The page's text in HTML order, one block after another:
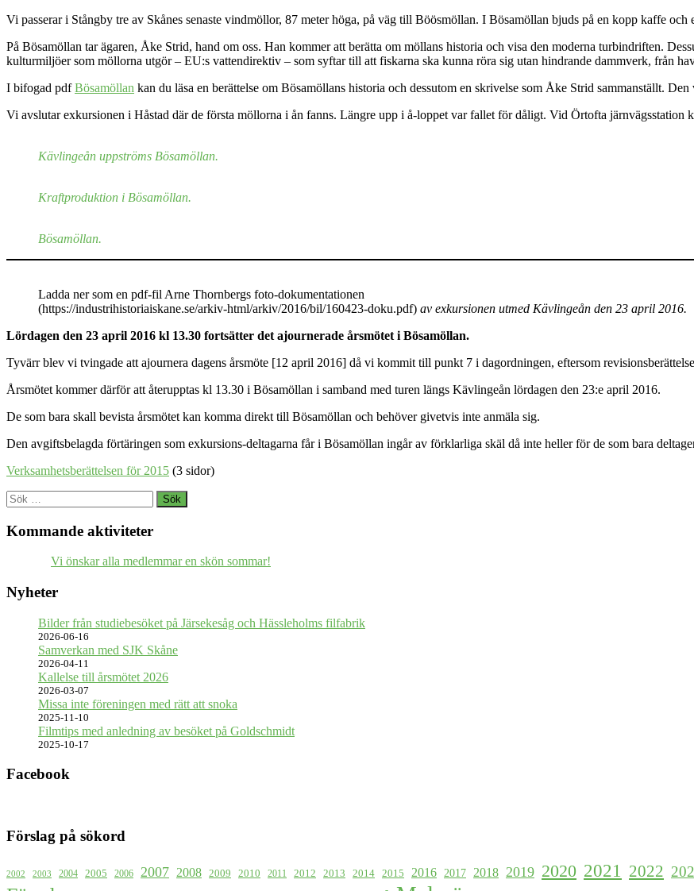
Vi passerar i Stångby tre av Skånes senaste vindmöllor, 87 meter höga, på väg till Böösmöllan. I Bösamöllan bjuds på en kopp kaffe
På Bösamöllan tar ägaren, Åke Strid, hand om oss. Han kommer att berätta om möllans historia och visa den moderna turbindriften.
kulturmiljöer som möllorna utgör – EU:s vattendirektiv – som syftar till att fiskarna ska kunna röra sig utan hindrande dammverk, från
I bifogad pdfBösamöllan kan du läsa en berättelse om Bösamöllans historia och dessutom en skrivelse som Åke Strid sammanställt.
Vi avslutar exkursionen i Håstad där de första möllorna i ån fanns. Längre upp i å-loppet var fallet för dåligt. Vid Örtofta järnvägsstation
Kävlingeån uppströms Bösamöllan.
Kraftproduktion i Bösamöllan.
Bösamöllan.
Ladda ner som en pdf-fil Arne Thornbergs foto-dokumentationen
(https://industrihistoriaiskane.se/arkiv-html/arkiv/2016/bil/160423-doku.pdf) av exkursionen utmed Kävlingeån den 23 april 2016.
Lördagen den 23 april 2016 kl 13.30 fortsätter det ajournerade årsmötet i Bösamöllan.
Tyvärr blev vi tvingade att ajournera dagens årsmöte [12 april 2016] då vi kommit till punkt 7 i dagordningen, eftersom
Årsmötet kommer därför att återupptas kl 13.30 i Bösamöllan i samband med turen längs Kävlingeån lördagen den 23:e april 2016.
De som bara skall bevista årsmötet kan komma direkt till Bösamöllan och behöver givetvis inte anmäla sig.
Den avgiftsbelagda förtäringen som exkursions-deltagarna får i Bösamöllan ingår av förklarliga skäl då inte heller för de som bara
Verksamhetsberättelsen för 2015 (3 sidor)
Sök
efter:
Kommande aktiviteter
Vi önskar alla medlemmar en skön sommar!
Nyheter
Bilder från studiebesöket på Järsekesåg och Hässleholms filfabrik
2026-06-16
Samverkan med SJK Skåne
2026-04-11
Kallelse till årsmötet 2026
2026-03-07
Missa inte föreningen med rätt att snoka
2025-11-10
Filmtips med anledning av besöket på Goldschmidt
2025-10-17
Facebook
Förslag på sökord
2002 2003 2004 2005 2006 2007 2008 2009 2010 2011 2012 2013 2014 2015 2016 2017 2018 2019 2020 2021 2022